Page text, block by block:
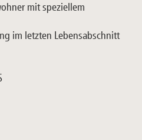
mit speziellem
im letzten Lebensabschnitt